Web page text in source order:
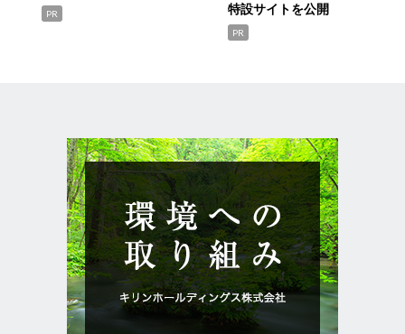
PR
特設サイトを公開
PR